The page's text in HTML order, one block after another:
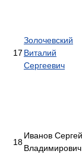
17
Золочевский
Виталий
Сергеевич
18
Иванов Сергей
Владимирович